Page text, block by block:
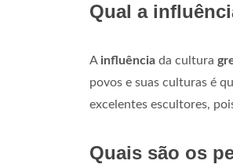
Qual a
A influência da cultura
povos e suas culturas é
excelentes escultores,
Quais são os